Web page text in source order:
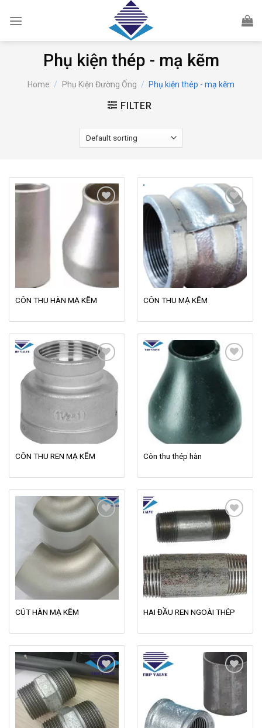
Phụ kiện thép - mạ kẽm
Home / Phụ Kiện Đường Ống / Phụ kiện thép - mạ kẽm
FILTER
CÔN THU HÀN MẠ KẼM
Add to
wishlist
CÔN THU MẠ KẼM
Add to
wishlist
CÔN THU REN MẠ KẼM
Add to
wishlist
Côn thu thép hàn
Add to
wishlist
CÚT HÀN MẠ KẼM
wishlist
HAI ĐẦU REN NGOÀI THÉP
Add to
wishlist
Add to
wishlist